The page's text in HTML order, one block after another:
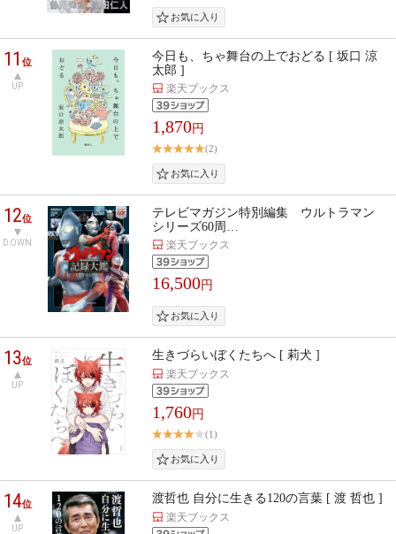
11位
UP
今日も、ちゃ舞台の上でおどる [ 坂口 涼
太郎 ]
楽天ブックス
1,870円
(2)
12位
DOWN
テレビマガジン特別編集 ウルトラマン
シリーズ60周…
楽天ブックス
16,500円
13位
UP
生きづらいぼくたちへ [ 莉犬 ]
楽天ブックス
1,760円
(1)
14位
UP
渡哲也 自分に生きる120の言葉 [ 渡 哲也 ]
楽天ブックス